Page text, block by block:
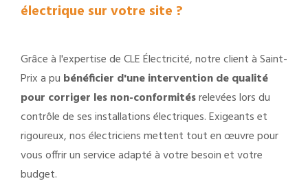
électrique sur votre site ?
Grâce à l'expertise de CLE Électricité, notre client à Saint-
Prix a pu bénéficier d'une intervention de qualité
pour corriger les non-conformitésrelevées lors du
contrôle de ses installations électriques. Exigeants et
rigoureux, nos électriciens mettent tout en œuvre pour
vous offrir un service adapté à votre besoin et votre
budget.